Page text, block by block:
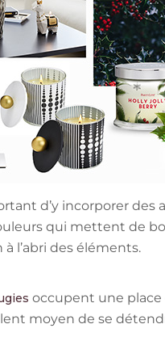
d’y incorporer des
qui mettent de
l’abri des éléments.
occupent une place
moyen de se